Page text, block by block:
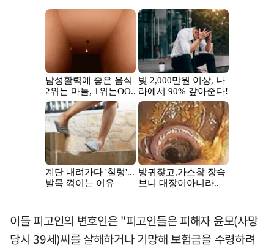
이들 피고인의 변호인은 "피고인들은 피해자 윤모(사망
당시 39세)씨를 살해하거나 기망해 보험금을 수령하려